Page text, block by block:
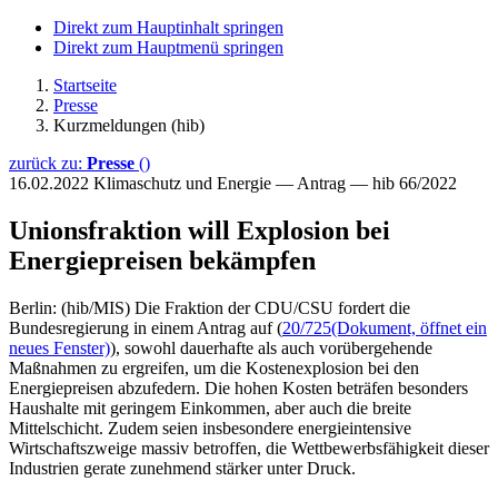
Direkt zum Hauptinhalt springen
Direkt zum Hauptmenü springen
Startseite
Presse
Kurzmeldungen (hib)
zurück zu: Presse ()
16.02.2022 Klimaschutz und Energie — Antrag — hib 66/2022
Unionsfraktion will Explosion bei
Energiepreisen bekämpfen
Berlin: (hib/MIS) Die Fraktion der CDU/CSU fordert die
Bundesregierung in einem Antrag auf (20/725(Dokument, öffnet ein
neues Fenster)), sowohl dauerhafte als auch vorübergehende
Maßnahmen zu ergreifen, um die Kostenexplosion bei den
Energiepreisen abzufedern. Die hohen Kosten beträfen besonders
Haushalte mit geringem Einkommen, aber auch die breite
Mittelschicht. Zudem seien insbesondere energieintensive
Wirtschaftszweige massiv betroffen, die Wettbewerbsfähigkeit dieser
Industrien gerate zunehmend stärker unter Druck.